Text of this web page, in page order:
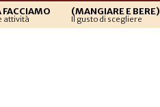
FACCIAMO
attività
(MANGIARE E BERE)
Il gusto di scegliere